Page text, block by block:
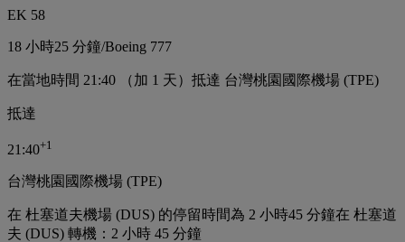
EK 58
18 小時25 分鐘/Boeing 777
在當地時間 21:40 （加 1 天）抵達 台灣桃園國際機場 (TPE)
抵達
21:40+1
台灣桃園國際機場 (TPE)
在 杜塞道夫機場 (DUS) 的停留時間為 2 小時45 分鐘在 杜塞道
夫 (DUS) 轉機：2 小時 45 分鐘